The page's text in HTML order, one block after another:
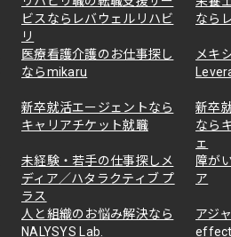
ビスならレバウェルリハビ
リ
なら
医療看護介護のお仕事探し
ならmikaru
メキ
新卒就活エージェントなら
キャリアチケット就職
新卒
なら
ェ
未経験・若手の仕事探しメ
ディア／ハタラクティブ プ
ラス
障が
ア
人と組織のお悩み解決なら
NALYSYS Lab.
アジ